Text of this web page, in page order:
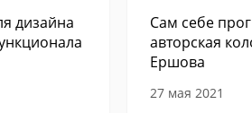
дизайна
Сам себе
авторская
Ершова
27 мая 2021